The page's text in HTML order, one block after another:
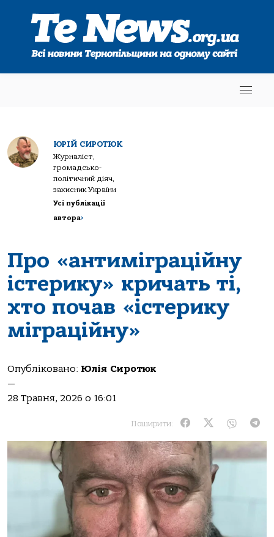
ЮРІЙ СИРОТЮК
Журналіст,
громадсько-
політичний діяч,
захисник України
Усі публікації
автора>
Про «антиміграційну
істерику» кричать ті,
хто почав «істерику
міграційну»
Опубліковано: Юлія Сиротюк
—
28 Травня, 2026 о 16:01
Поширити: